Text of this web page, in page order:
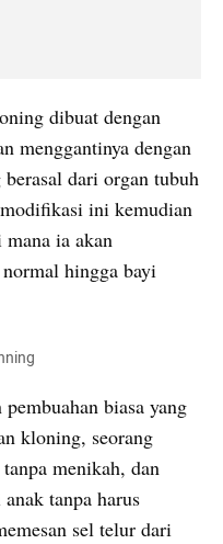
dibuat dengan
menggantinya dengan
dari organ tubuh
ini kemudian
ia akan
hingga bayi
biasa yang
kloning, seorang
menikah, dan
tanpa harus
sel telur dari